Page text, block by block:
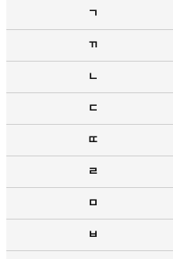
ㄱ
ㄲ
ㄴ
ㄷ
ㄸ
ㄹ
ㅁ
ㅂ